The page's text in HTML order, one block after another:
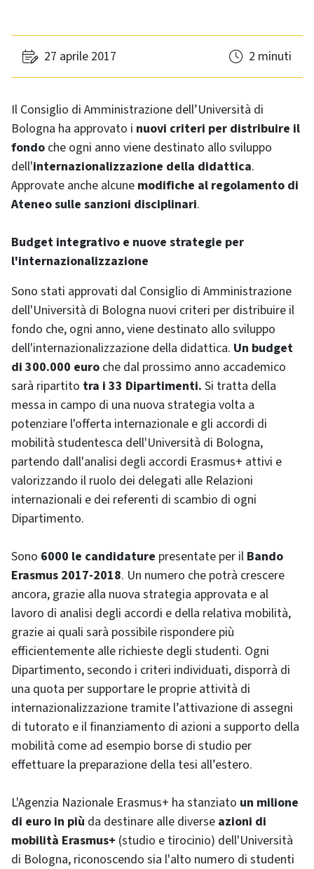
27 aprile 2017 2 minuti
Il Consiglio di Amministrazione dell’Università di
Bologna ha approvato i nuovi criteri per distribuire il
fondo che ogni anno viene destinato allo sviluppo
dell'internazionalizzazione della didattica.
Approvate anche alcune modifiche al regolamento di
Ateneo sulle sanzioni disciplinari.
Budget integrativo e nuove strategie per
l'internazionalizzazione
Sono stati approvati dal Consiglio di Amministrazione
dell'Università di Bologna nuovi criteri per distribuire il
fondo che, ogni anno, viene destinato allo sviluppo
dell'internazionalizzazione della didattica. Un budget
di 300.000 euro che dal prossimo anno accademico
sarà ripartito tra i 33 Dipartimenti. Si tratta della
messa in campo di una nuova strategia volta a
potenziare l'offerta internazionale e gli accordi di
mobilità studentesca dell'Università di Bologna,
partendo dall'analisi degli accordi Erasmus+ attivi e
valorizzando il ruolo dei delegati alle Relazioni
internazionali e dei referenti di scambio di ogni
Dipartimento.
Sono 6000 le candidature presentate per il Bando
Erasmus 2017-2018. Un numero che potrà crescere
ancora, grazie alla nuova strategia approvata e al
lavoro di analisi degli accordi e della relativa mobilità,
grazie ai quali sarà possibile rispondere più
efficientemente alle richieste degli studenti. Ogni
Dipartimento, secondo i criteri individuati, disporrà di
una quota per supportare le proprie attività di
internazionalizzazione tramite l’attivazione di assegni
di tutorato e il finanziamento di azioni a supporto della
mobilità come ad esempio borse di studio per
effettuare la preparazione della tesi all’estero.
L'Agenzia Nazionale Erasmus+ ha stanziato un milione
di euro in più da destinare alle diverse azioni di
mobilità Erasmus+ (studio e tirocinio) dell'Università
di Bologna, riconoscendo sia l'alto numero di studenti